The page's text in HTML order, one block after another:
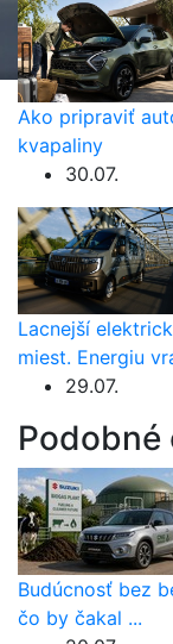
Ako pripraviť
kvapaliny
30.07.
Lacnejší
miest. Energiu
29.07.
Podobné
Budúcnosť bez
čo by čakal ...